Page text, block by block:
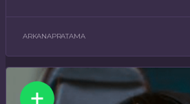
ARKANAPRATAMA